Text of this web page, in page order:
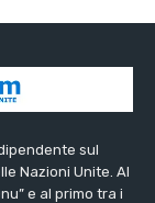
sul
Nazioni Unite. Al
e al primo tra i